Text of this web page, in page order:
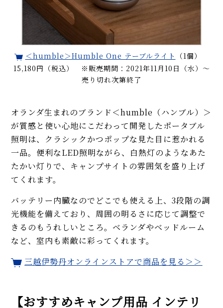
＜humble＞Humble One テーブルライト
（1個）
15,180円（税込） ※販売期間：2021年11月10日（水）〜
売り切れ次第終了
オランダ生まれのブランド＜humble（ハンブル）＞
が質感と使い心地にこだわって開発したポータブル
照明は、クラシックかつポップな見た目に惹かれる
一品。便利なLED照明ながら、白熱灯のようなあた
たかい灯りで、キャンプサイトの雰囲気を盛り上げ
てくれます。
バッテリー内臓なのでどこでも使える上、3段階の調
光機能を備えており、周囲の明るさに応じて調整で
きるのもうれしいところ。ベランダやベッドルーム
など、室内も素敵に彩ってくれます。
三越伊勢丹オンラインストアで商品を見る＞＞
【おすすめキャンプ用品 インテリ